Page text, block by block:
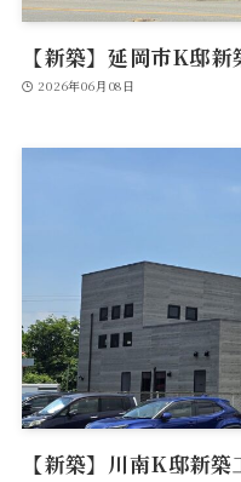
【新築】延岡市K邸新
2026年06月08日
【新築】川南K邸新築